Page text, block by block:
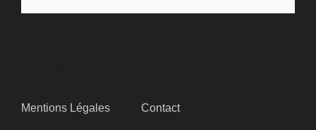
Mentions Légales Contact